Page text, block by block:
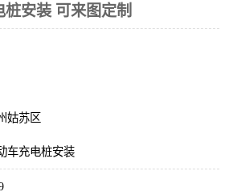
安装 可来图定制
姑苏区
车充电桩安装